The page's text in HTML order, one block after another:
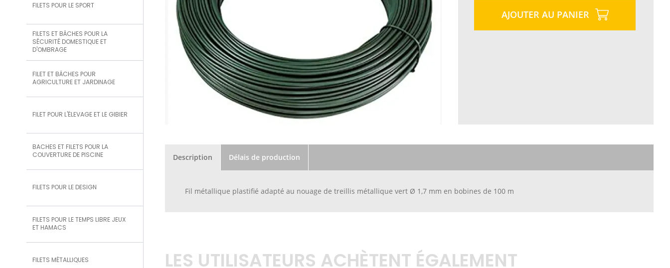
FILETS POUR LE SPORT
FILETS ET BÂCHES POUR LA
SÉCURITÉ DOMESTIQUE ET
D'OMBRAGE
FILET ET BÂCHES POUR
AGRICULTURE ET JARDINAGE
FILET POUR L'ÉLEVAGE ET LE GIBIER
BACHES ET FILETS POUR LA
COUVERTURE DE PISCINE
FILETS POUR LE DESIGN
FILETS POUR LE TEMPS LIBRE JEUX
ET HAMACS
FILETS MÉTALLIQUES
AJOUTER AU PANIER
Description Délais de production
Fil métallique plastifié adapté au nouage de treillis métallique vert Ø 1,7 mm en bobines de 100 m